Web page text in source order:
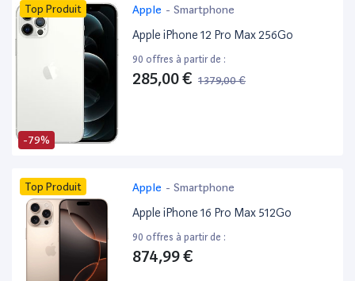
-79%
Top Produit Apple - Smartphone
Apple iPhone 12 Pro Max 256Go
90 offres à partir de :
285,00 € 1 379,00 €
Top Produit Apple - Smartphone
Apple iPhone 16 Pro Max 512Go
90 offres à partir de :
874,99 €